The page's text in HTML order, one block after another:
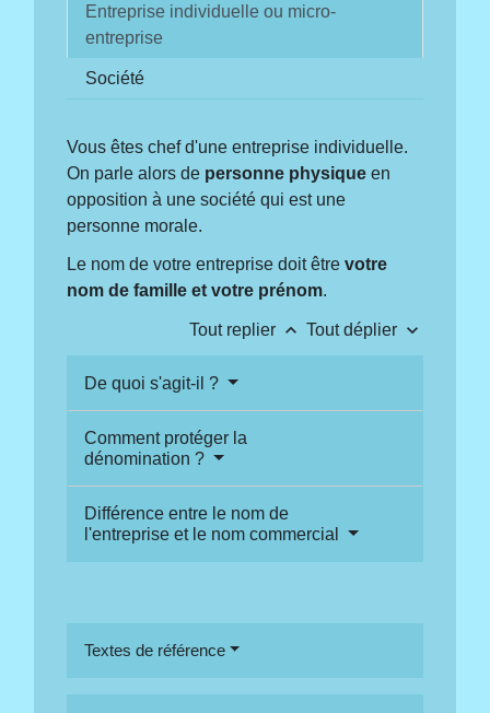
Entreprise individuelle ou micro-
entreprise
Société
Vous êtes chef d'une entreprise individuelle.
On parle alors de personne physique en
opposition à une société qui est une
personne morale.
Le nom de votre entreprise doit êtrevotre
nom de famille et votre prénom.
Tout replier keyboard_arrow_up Tout déplier keyboard_arrow_down
De quoi s'agit-il ?
Comment protéger la
dénomination ?
Différence entre le nom de
l'entreprise et le nom commercial
Textes de référence